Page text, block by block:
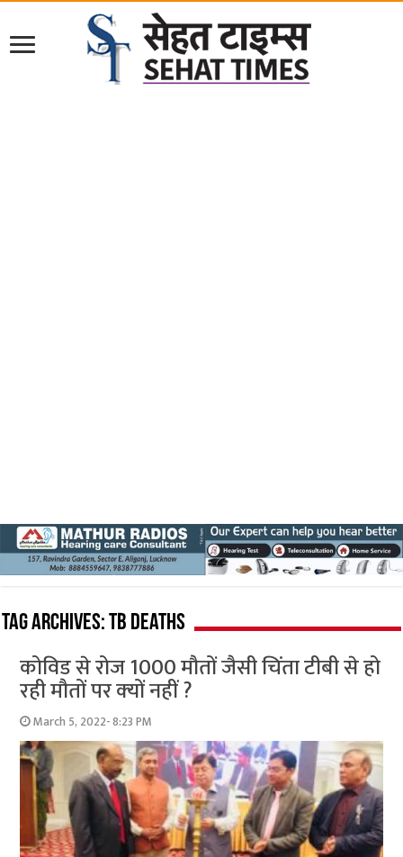
Tag Archives:TB deaths
कोविड से रोज 1000 मौतों जैसी चिंता टीबी से हो
रही मौतों पर क्‍यों नहीं ?
March 5, 2022- 8:23 PM